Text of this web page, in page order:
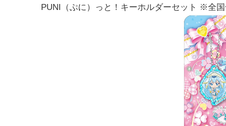
PUNI（ぷに）っと！キーホルダーセット ※全国